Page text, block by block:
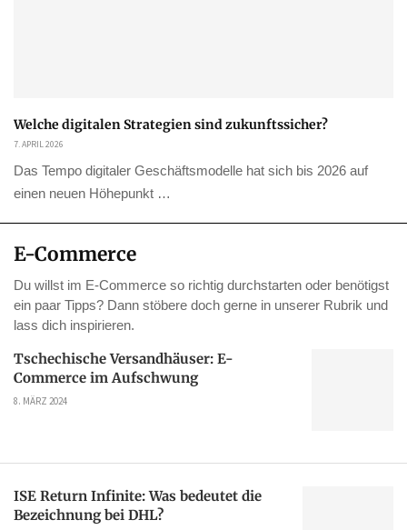
Welche digitalen Strategien sind zukunftssicher?
7. APRIL 2026
Das Tempo digitaler Geschäftsmodelle hat sich bis 2026 auf
einen neuen Höhepunkt …
E-Commerce
Du willst im E-Commerce so richtig durchstarten oder benötigst
ein paar Tipps? Dann stöbere doch gerne in unserer Rubrik und
lass dich inspirieren.
Tschechische Versandhäuser: E-
Commerce im Aufschwung
8. MÄRZ 2024
ISE Return Infinite: Was bedeutet die
Bezeichnung bei DHL?